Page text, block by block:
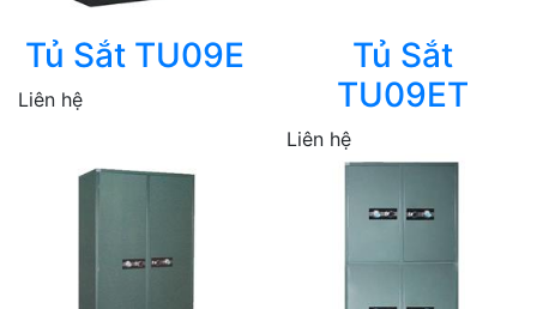
Tủ Sắt TU09E
Liên hệ
Tủ Sắt
TU09ET
Liên hệ